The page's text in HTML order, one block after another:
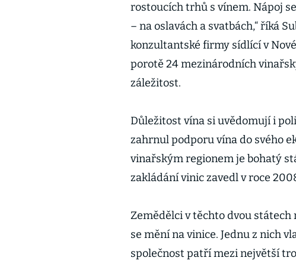
rostoucích trhů s vínem. Nápoj
– na oslavách a svatbách,“ říká
konzultantské firmy sídlící v
porotě 24 mezinárodních
záležitost.
Důležitost vína si uvědomují i
zahrnul podporu vína do svého
vinařským regionem je bohatý
zakládání vinic zavedl v roce
Zemědělci v těchto dvou státech
se mění na vinice. Jednu z nich
společnost patří mezi největší